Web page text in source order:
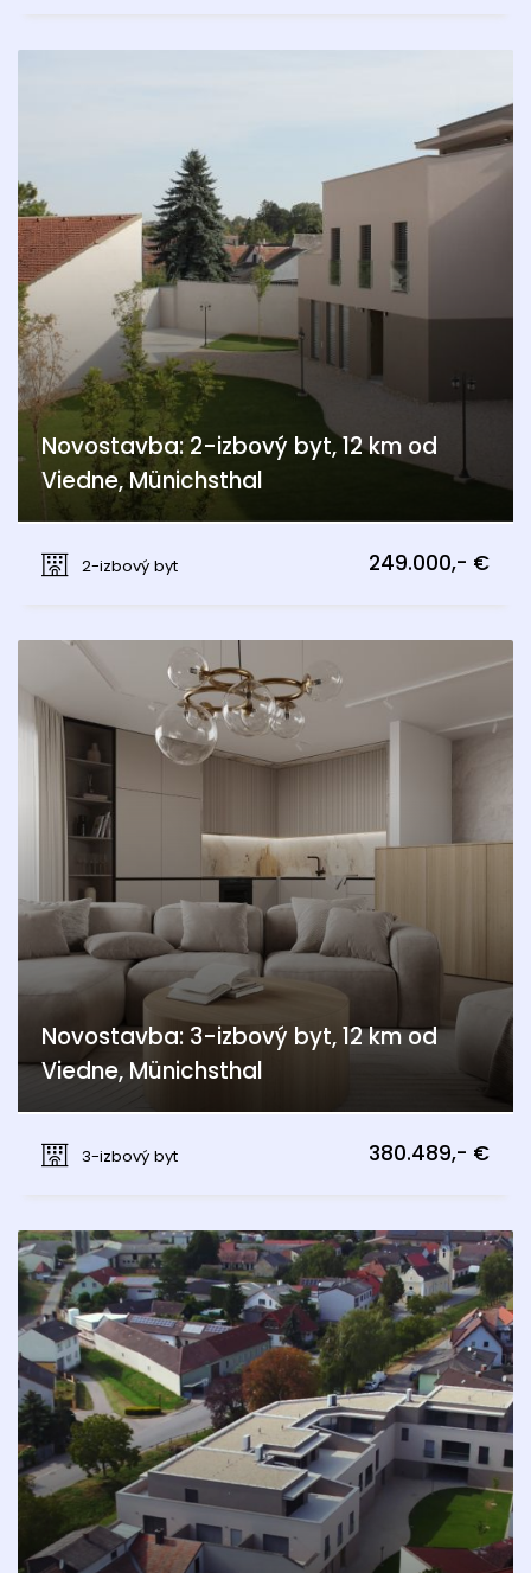
Novostavba: 2-izbový byt, 12 km od
Viedne, Münichsthal
2-izbový byt
249.000,- €
Novostavba: 3-izbový byt, 12 km od
Viedne, Münichsthal
3-izbový byt
380.489,- €